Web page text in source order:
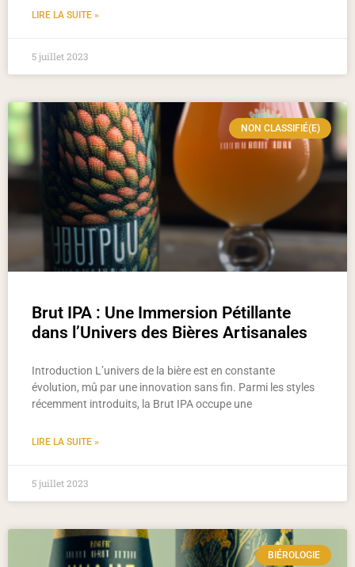
LIRE LA SUITE »
5 juillet 2023
NON CLASSIFIÉ(E)
Brut IPA : Une Immersion Pétillante
dans l’Univers des Bières Artisanales
Introduction L’univers de la bière est en constante
évolution, mû par une innovation sans fin. Parmi les styles
récemment introduits, la Brut IPA occupe une
LIRE LA SUITE »
5 juillet 2023
BIÉROLOGIE